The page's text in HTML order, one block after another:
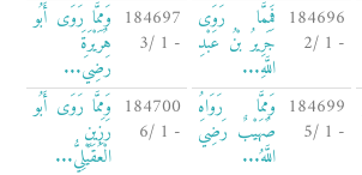
184696
- 1 /2
فَمِمَّا رَوَى
جَرِيرُ بْنُ عَبْدِ
اللَّهِ...
184697
- 1 /3
وَمِمَّا رَوَى أَبُو
هُرَيْرَةَ
رَضِيَ...
184699
- 1 /5
وَمِمَّا رَوَاهُ
صُهَيْبٌ رَضِيَ
اللَّهُ...
184700
- 1 /6
وَمِمَّا رَوَى أَبُو
رَزِينٍ
الْعُقَيْلِيُّ...